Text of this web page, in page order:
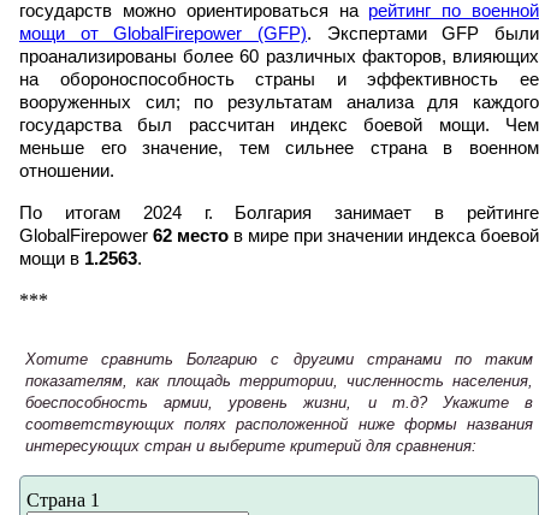
государств можно ориентироваться на рейтинг по военной
мощи от GlobalFirepower (GFP). Экспертами GFP были
проанализированы более 60 различных факторов, влияющих
на обороноспособность страны и эффективность ее
вооруженных сил; по результатам анализа для каждого
государства был рассчитан индекс боевой мощи. Чем
меньше его значение, тем сильнее страна в военном
отношении.
По итогам 2024 г. Болгария занимает в рейтинге
GlobalFirepower 62 место в мире при значении индекса боевой
мощи в 1.2563.
***
Хотите сравнить Болгарию с другими странами по таким
показателям, как площадь территории, численность населения,
боеспособность армии, уровень жизни, и т.д? Укажите в
соответствующих полях расположенной ниже формы названия
интересующих стран и выберите критерий для сравнения:
Страна 1